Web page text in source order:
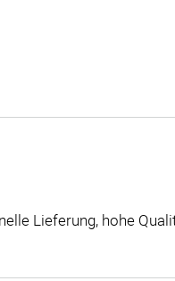
Lieferung, hohe